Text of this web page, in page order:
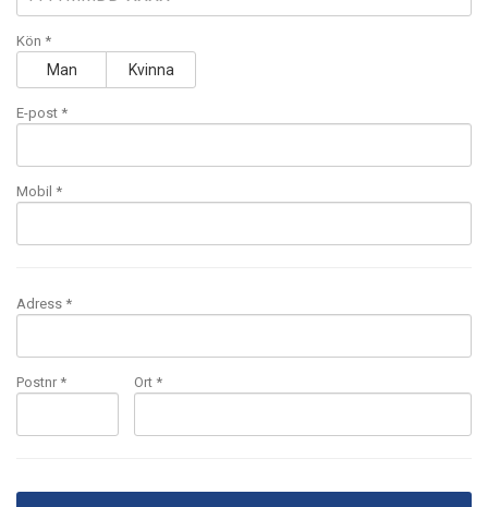
Kön *
Man Kvinna
E-post *
Mobil *
Adress *
Postnr * Ort *